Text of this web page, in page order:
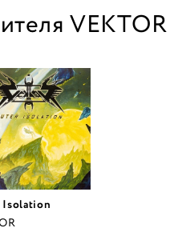
VEKTOR
Isolation